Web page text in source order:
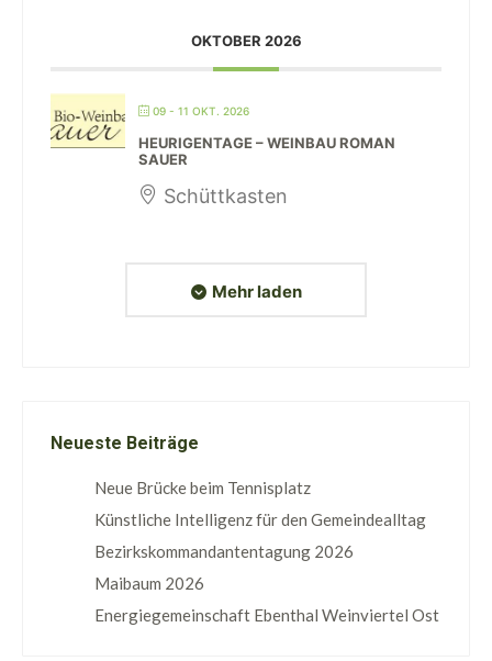
OKTOBER 2026
09 - 11 OKT. 2026
HEURIGENTAGE – WEINBAU ROMAN
SAUER
Schüttkasten
Mehr laden
Neueste Beiträge
Neue Brücke beim Tennisplatz
Künstliche Intelligenz für den Gemeindealltag
Bezirkskommandantentagung 2026
Maibaum 2026
Energiegemeinschaft Ebenthal Weinviertel Ost